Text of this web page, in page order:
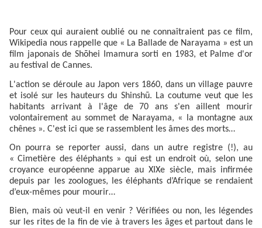
Pour ceux qui auraient oublié ou ne connaîtraient pas ce film,
Wikipedia nous rappelle que « La Ballade de Narayama » est un
film japonais de Shōhei Imamura sorti en 1983, et Palme d'or
au festival de Cannes.
L'action se déroule au Japon vers 1860, dans un village pauvre
et isolé sur les hauteurs du Shinshū. La coutume veut que les
habitants arrivant à l'âge de 70 ans s'en aillent mourir
volontairement au sommet de Narayama, « la montagne aux
chênes ». C'est ici que se rassemblent les âmes des morts…
On pourra se reporter aussi, dans un autre registre (!), au
« Cimetière des éléphants » qui est un endroit où, selon une
croyance européenne apparue au XIXe siècle, mais infirmée
depuis par les zoologues, les éléphants d’Afrique se rendaient
d’eux-mêmes pour mourir…
Bien, mais où veut-il en venir ? Vérifiées ou non, les légendes
sur les rites de la fin de vie à travers les âges et partout dans le